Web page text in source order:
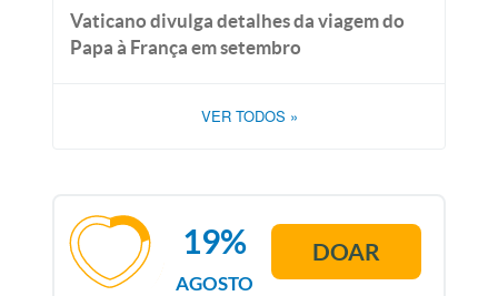
Vaticano divulga detalhes da viagem do
Papa à França em setembro
VER TODOS »
AGOSTO
19% DOAR